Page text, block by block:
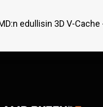
edullisin 3D V-